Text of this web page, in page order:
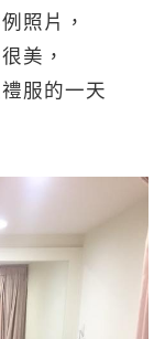
照片，
美，
服的一天